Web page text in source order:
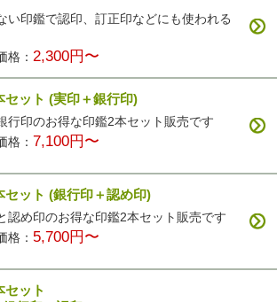
い印鑑で認印、訂正印などにも使われる
格： 2,300円〜
セット(実印＋銀行印)
行印のお得な印鑑2本セット販売です
格： 7,100円〜
セット(銀行印＋認め印)
認め印のお得な印鑑2本セット販売です
格： 5,700円〜
セット